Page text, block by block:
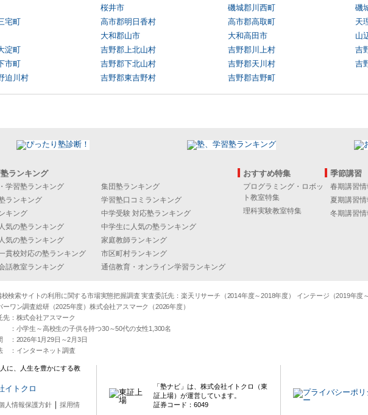
桜井市 磯城郡川西町
磯
宅町
高市郡明日香村 高市郡高取町
天
大和郡山市 大和高田市
山
淀町
吉野郡上北山村 吉野郡川上村
吉
市町
吉野郡下北山村 吉野郡天川村
吉
迫川村
吉野郡東吉野村 吉野郡吉野町
ランキング
学習塾ランキング
集団塾ランキング
ランキング
学習塾口コミランキング
キング
中学受験 対応塾ランキング
気の塾ランキング
中学生に人気の塾ランキング
気の塾ランキング
家庭教師ランキング
貫校対応の塾ランキング
市区町村ランキング
話教室ランキング
通信教育・オンライン学習ランキング
おすすめ特集
プログラミング・ロボッ
ト教室特集
理科実験教室特集
季節講習
春期講習
夏期講習
冬期講習
検索サイトの利用に関する市場実態把握調査 実査委託先：楽天リサーチ（2014年度～2018年度） インテージ（2019年度
ーワン調査総研（2025年度）株式会社アスマーク（2026年度）
先：株式会社アスマーク
：小学生～高校生の子供を持つ30～50代の女性1,300名
：2026年1月29日～2月3日
：インターネット調査
人情報保護方針 ｜ 採用情
「塾ナビ」は、株式会社イトクロ（東
証上場）が運営しています。
証券コード：6049